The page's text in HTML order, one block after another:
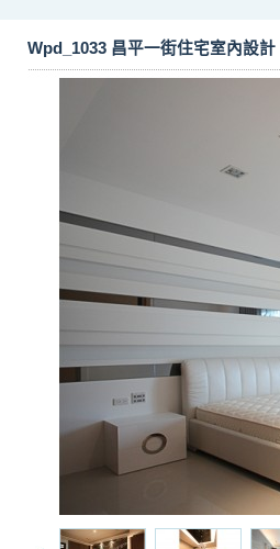
Wpd_1033 昌平一街住宅室內設計